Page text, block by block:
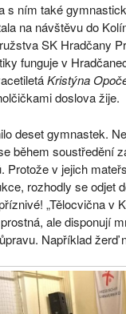
s ním také
na návštěvu do
SK Hradčany
funguje v
Kristýna
doslova žije.
deset gymnastek.
během soustředění
Protože v jejich
rozhodly se odjet
„Tělocvična v
ale disponují
Například žerď